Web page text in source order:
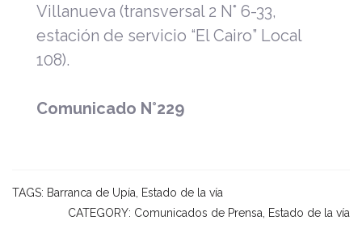
Villanueva (transversal 2 N° 6-33,
estación de servicio “El Cairo” Local
108).
Comunicado N°229
TAGS: Barranca de Upía Estado de la vía
CATEGORY: Comunicados de Prensa Estado de la vía